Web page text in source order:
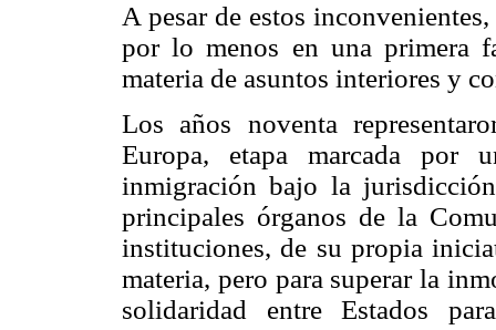
A pesar de estos
por lo menos en una primera
materia de asuntos interiores y
Los años noventa
Europa, etapa marcada por
inmigración bajo la
principales órganos de la
instituciones, de su propia
materia, pero para superar la
solidaridad entre Estados